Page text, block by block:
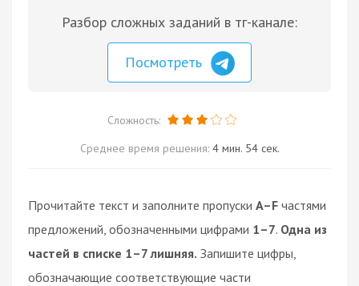
Разбор сложных заданий в тг-канале:
Посмотреть
Сложность:
Среднее время решения: 4 мин. 54 сек.
Прочитайте текст и заполните пропуски A–F частями
предложений, обозначенными цифрами 1–7. Одна из
частей в списке 1–7 лишняя. Запишите цифры,
обозначающие соответствующие части